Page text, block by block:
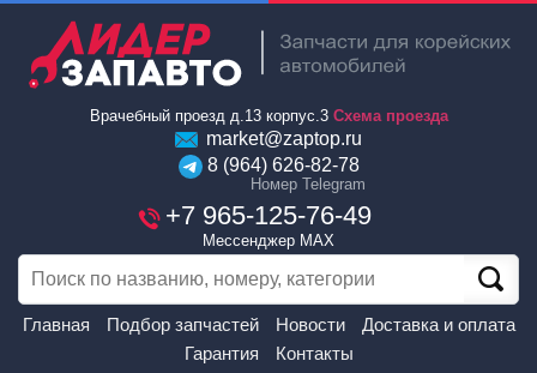
Врачебный проезд д.13 корпус.3 Схема проезда
market@zaptop.ru
8 (964) 626-82-78
Номер Telegram
+7 965-125-76-49
Мессенджер MAX
Главная Подбор запчастей Новости
Доставка и оплата
Гарантия
Контакты